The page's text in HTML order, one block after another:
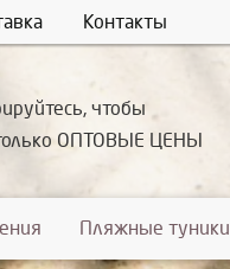
Контакты
чтобы
ОПТОВЫЕ ЦЕНЫ
Пляжные туники